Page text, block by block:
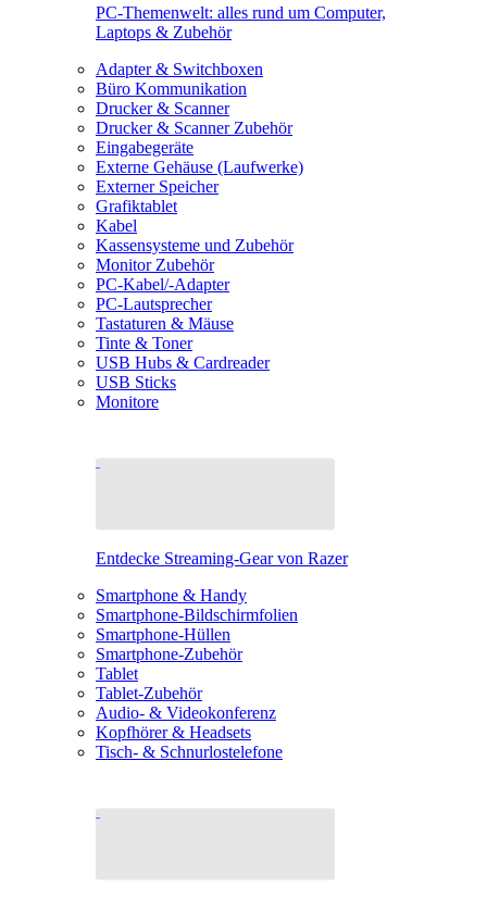
PC-Themenwelt: alles rund um Computer,
Laptops & Zubehör
Adapter & Switchboxen
Büro Kommunikation
Drucker & Scanner
Drucker & Scanner Zubehör
Eingabegeräte
Externe Gehäuse (Laufwerke)
Externer Speicher
Grafiktablet
Kabel
Kassensysteme und Zubehör
Monitor Zubehör
PC-Kabel/-Adapter
PC-Lautsprecher
Tastaturen & Mäuse
Tinte & Toner
USB Hubs & Cardreader
USB Sticks
Monitore
Entdecke Streaming-Gear von Razer
Smartphone & Handy
Smartphone-Bildschirmfolien
Smartphone-Hüllen
Smartphone-Zubehör
Tablet
Tablet-Zubehör
Audio- & Videokonferenz
Kopfhörer & Headsets
Tisch- & Schnurlostelefone